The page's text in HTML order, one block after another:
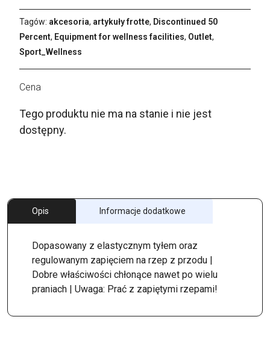
Tagów: akcesoria, artykuły frotte, Discontinued 50
Percent, Equipment for wellness facilities, Outlet,
Sport_Wellness
Tego produktu nie ma na stanie i nie jest
dostępny.
Opis Informacje dodatkowe
Dopasowany z elastycznym tyłem oraz
regulowanym zapięciem na rzep z przodu |
Dobre właściwości chłonące nawet po wielu
praniach | Uwaga: Prać z zapiętymi rzepami!